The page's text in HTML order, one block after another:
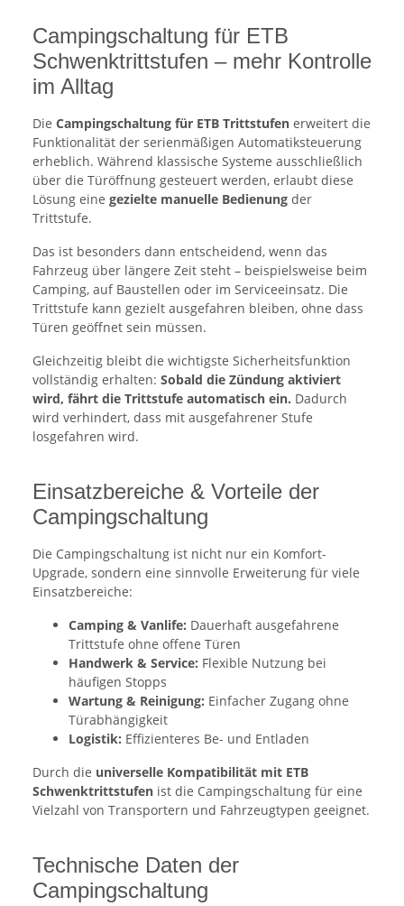
Campingschaltung für ETB
Schwenktrittstufen – mehr Kontrolle
im Alltag
Die Campingschaltung für ETB Trittstufen erweitert die
Funktionalität der serienmäßigen Automatiksteuerung
erheblich. Während klassische Systeme ausschließlich
über die Türöffnung gesteuert werden, erlaubt diese
Lösung eine gezielte manuelle Bedienung der
Trittstufe.
Das ist besonders dann entscheidend, wenn das
Fahrzeug über längere Zeit steht – beispielsweise beim
Camping, auf Baustellen oder im Serviceeinsatz. Die
Trittstufe kann gezielt ausgefahren bleiben, ohne dass
Türen geöffnet sein müssen.
Gleichzeitig bleibt die wichtigste Sicherheitsfunktion
vollständig erhalten: Sobald die Zündung aktiviert
wird, fährt die Trittstufe automatisch ein. Dadurch
wird verhindert, dass mit ausgefahrener Stufe
losgefahren wird.
Einsatzbereiche & Vorteile der
Campingschaltung
Die Campingschaltung ist nicht nur ein Komfort-
Upgrade, sondern eine sinnvolle Erweiterung für viele
Einsatzbereiche:
Camping & Vanlife: Dauerhaft ausgefahrene
Trittstufe ohne offene Türen
Handwerk & Service: Flexible Nutzung bei
häufigen Stopps
Wartung & Reinigung: Einfacher Zugang ohne
Türabhängigkeit
Logistik: Effizienteres Be- und Entladen
Durch die universelle Kompatibilität mit ETB
Schwenktrittstufen ist die Campingschaltung für eine
Vielzahl von Transportern und Fahrzeugtypen geeignet.
Technische Daten der
Campingschaltung